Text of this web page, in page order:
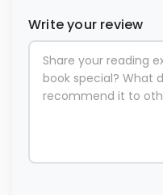
Write your review